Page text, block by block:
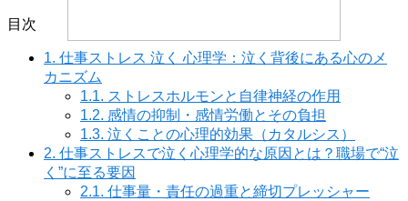
目次
1. 仕事ストレス 泣く 心理学：泣く背後にある心のメ
カニズム
1.1. ストレスホルモンと自律神経の作用
1.2. 感情の抑制・感情労働とその負担
1.3. 泣くことの心理的効果（カタルシス）
2. 仕事ストレスで泣く心理学的な原因とは？職場で“泣
く”に至る要因
2.1. 仕事量・責任の過重と締切プレッシャー